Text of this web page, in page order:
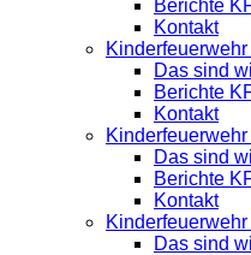
Berichte
Kontakt
Das sind
Berichte
Kontakt
Das sind
Berichte
Kontakt
Das sind